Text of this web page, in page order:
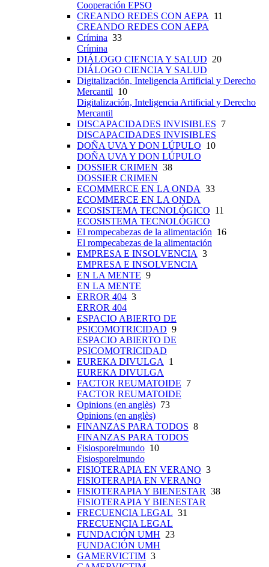
Cooperación EPSO
CREANDO REDES CON AEPA
11
CREANDO REDES CON AEPA
Crímina 33
Crímina
DIÁLOGO CIENCIA Y SALUD 20
DIÁLOGO CIENCIA Y SALUD
Digitalización, Inteligencia Artificial y Derecho
Mercantil 10
Digitalización, Inteligencia Artificial y Derecho
Mercantil
DISCAPACIDADES INVISIBLES 7
DISCAPACIDADES INVISIBLES
DOÑA UVA Y DON LÚPULO 10
DOÑA UVA Y DON LÚPULO
DOSSIER CRIMEN 38
DOSSIER CRIMEN
ECOMMERCE EN LA ONDA 33
ECOMMERCE EN LA ONDA
ECOSISTEMA TECNOLÓGICO 11
ECOSISTEMA TECNOLÓGICO
El rompecabezas de la alimentación 16
El rompecabezas de la alimentación
EMPRESA E INSOLVENCIA 3
EMPRESA E INSOLVENCIA
EN LA MENTE 9
EN LA MENTE
ERROR 404 3
ERROR 404
ESPACIO ABIERTO DE
PSICOMOTRICIDAD 9
ESPACIO ABIERTO DE
PSICOMOTRICIDAD
EUREKA DIVULGA
1
EUREKA DIVULGA
FACTOR REUMATOIDE 7
FACTOR REUMATOIDE
Opinions (en anglès) 73
Opinions (en anglès)
FINANZAS PARA TODOS 8
FINANZAS PARA TODOS
Fisiosporelmundo 10
Fisiosporelmundo
FISIOTERAPIA EN VERANO 3
FISIOTERAPIA EN VERANO
FISIOTERAPIA Y BIENESTAR 38
FISIOTERAPIA Y BIENESTAR
FRECUENCIA LEGAL 31
FRECUENCIA LEGAL
FUNDACIÓN UMH 23
FUNDACIÓN UMH
GAMERVICTIM 3